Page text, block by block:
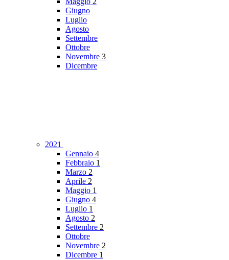
Giugno
Luglio
Agosto
Settembre
Ottobre
Novembre 3
Dicembre
2021
Gennaio 4
Febbraio 1
Marzo 2
Aprile 2
Maggio 1
Giugno 4
Luglio 1
Agosto 2
Settembre 2
Ottobre
Novembre 2
Dicembre 1